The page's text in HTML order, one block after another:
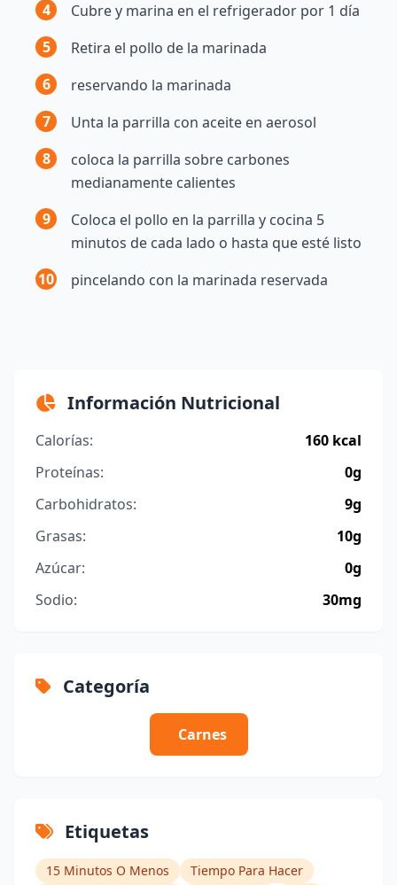
4
Cubre y marina en el refrigerador por 1 día
5
Retira el pollo de la marinada
6
reservando la marinada
7
Unta la parrilla con aceite en aerosol
8
coloca la parrilla sobre carbones
medianamente calientes
9
Coloca el pollo en la parrilla y cocina 5
minutos de cada lado o hasta que esté listo
10
pincelando con la marinada reservada
Información Nutricional
Calorías:
160 kcal
Proteínas:
0g
Carbohidratos:
9g
Grasas:
10g
Azúcar:
0g
Sodio:
30mg
Categoría
Carnes
Etiquetas
15 Minutos O Menos
Tiempo Para Hacer